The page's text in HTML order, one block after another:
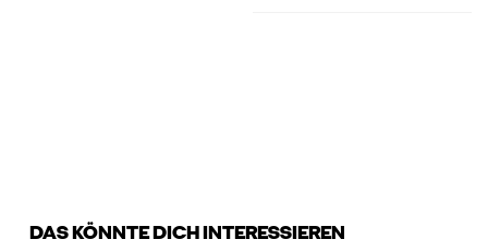
DAS KÖNNTE DICH INTERESSIEREN